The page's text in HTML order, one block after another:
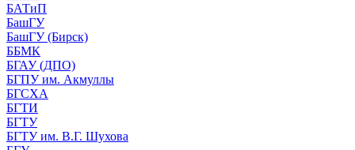
БАТиП
БашГУ
БашГУ (Бирск)
ББМК
БГАУ (ДПО)
БГПУ им. Акмуллы
БГСХА
БГТИ
БГТУ
БГТУ им. В.Г. Шухова